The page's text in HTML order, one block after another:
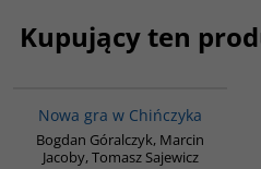
Kupujący ten
Nowa gra w Chińczyka
Bogdan Góralczyk, Marcin
Jacoby, Tomasz Sajewicz